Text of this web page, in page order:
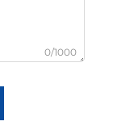
0/1000